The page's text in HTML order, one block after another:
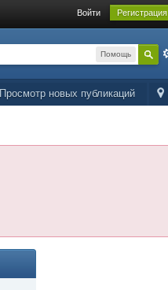
Войти Регистрация
Помощь
Просмотр новых публикаций